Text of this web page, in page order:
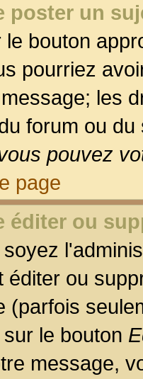
poster un
bouton
pourriez
les
forum ou
pouvez
page
éditer ou
éditer ou
(parfois
le bouton
message,